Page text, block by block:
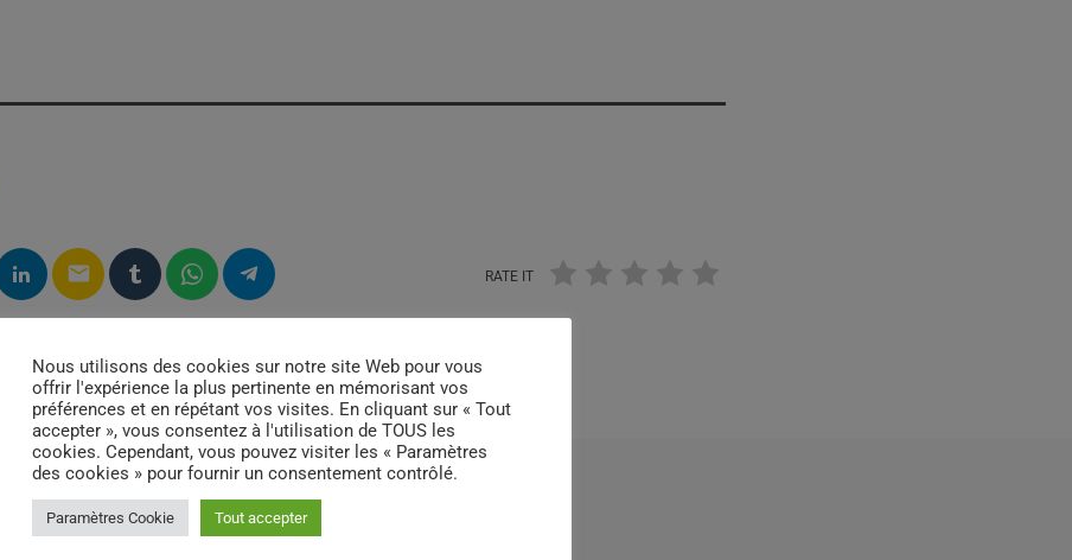
email RATE IT
Nous utilisons des cookies sur notre site Web pour vous
offrir l'expérience la plus pertinente en mémorisant vos
préférences et en répétant vos visites. En cliquant sur « Tout
accepter », vous consentez à l'utilisation de TOUS les
cookies. Cependant, vous pouvez visiter les « Paramètres
des cookies » pour fournir un consentement contrôlé.
Paramètres Cookie Tout accepter